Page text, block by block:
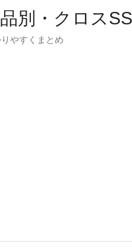
別・クロス
やすくまとめ